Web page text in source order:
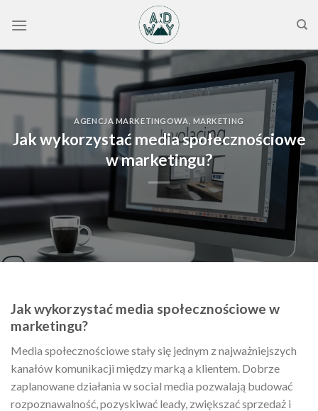
AGENCJA MARKETINGOWA MARKETING
Jak wykorzystać media społecznościowe
w marketingu?
Jak wykorzystać media społecznościowe w
marketingu?
Media społecznościowe stały się jednym z najważniejszych
kanałów komunikacji między marką a klientem. Dobrze
zaplanowane działania w social media pozwalają budować
rozpoznawalność, pozyskiwać leady, zwiększać sprzedaż i